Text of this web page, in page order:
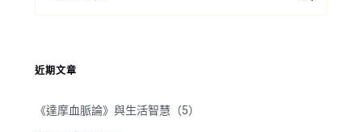
近期文章
《達摩血脈論》與生活智慧（5）